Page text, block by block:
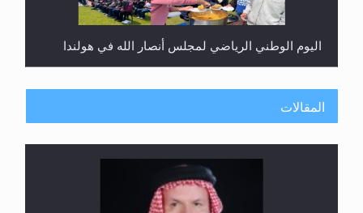
اليوم الوطني الرياضي لمجلس أنصار الله في هولندا
المقالات